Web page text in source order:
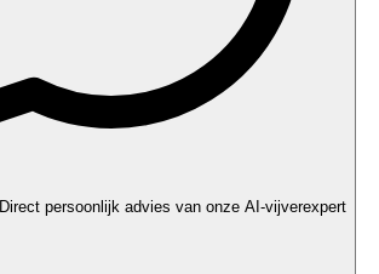
Direct persoonlijk advies van onze AI-vijverexpert